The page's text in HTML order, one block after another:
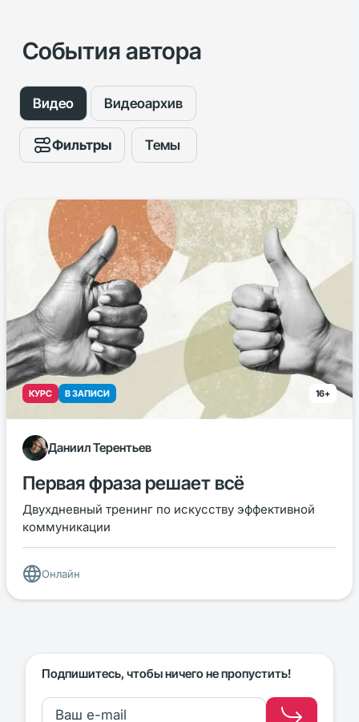
События автора
Видео Видеоархив
Фильтры Темы
КУРС В ЗАПИСИ 16+
Даниил Терентьев
Первая фраза решает всё
Двухдневный тренинг по искусству эффективной
коммуникации
Онлайн
Подпишитесь, чтобы ничего не пропустить!